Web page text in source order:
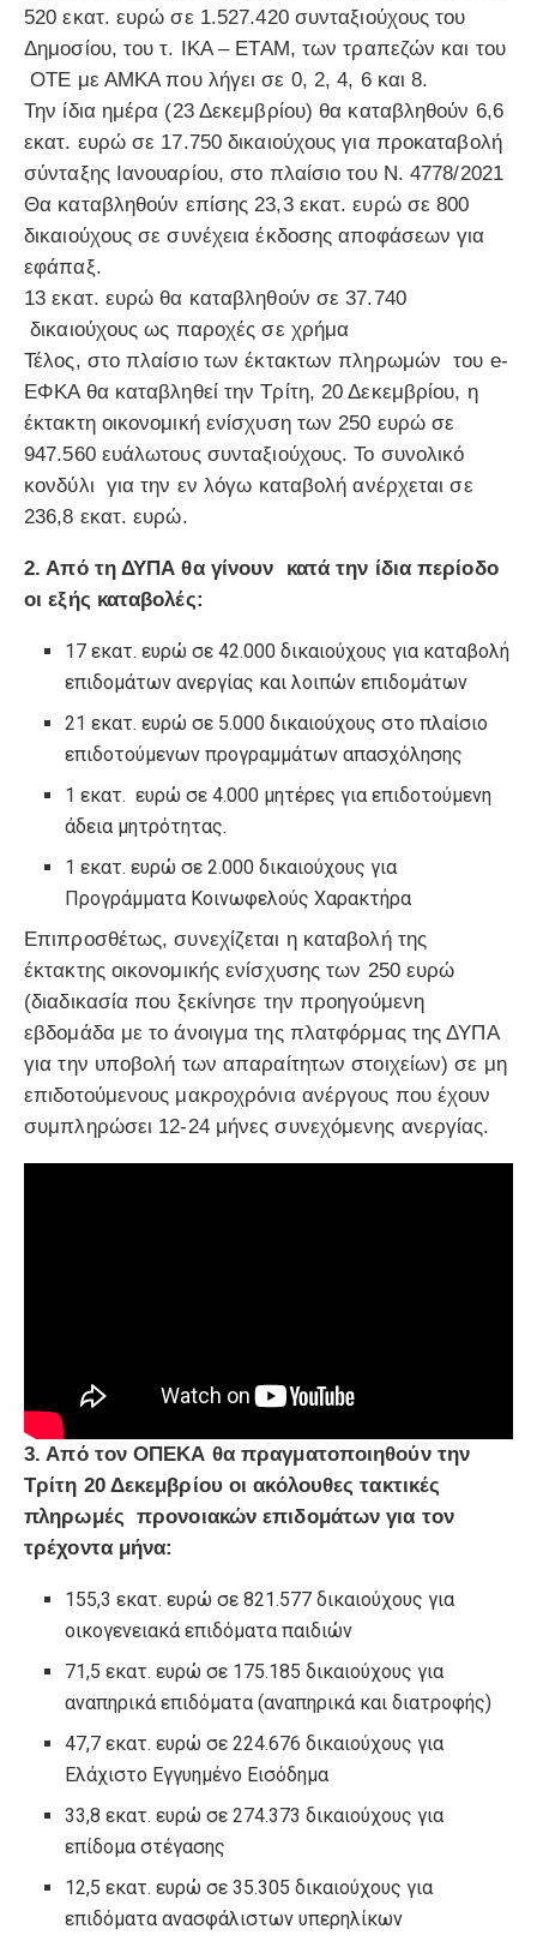
520 εκατ. ευρώ σε 1.527.420 συνταξιούχους του
Δημοσίου, του τ. ΙΚΑ – ΕΤΑΜ, των τραπεζών και του
ΟΤΕ με ΑΜΚΑ που λήγει σε 0, 2, 4, 6 και 8.
Την ίδια ημέρα (23 Δεκεμβρίου) θα καταβληθούν 6,6
εκατ. ευρώ σε 17.750 δικαιούχους για προκαταβολή
σύνταξης Ιανουαρίου, στο πλαίσιο του Ν. 4778/2021
Θα καταβληθούν επίσης 23,3 εκατ. ευρώ σε 800
δικαιούχους σε συνέχεια έκδοσης αποφάσεων για
εφάπαξ.
13 εκατ. ευρώ θα καταβληθούν σε 37.740
δικαιούχους ως παροχές σε χρήμα
Τέλος, στο πλαίσιο των έκτακτων πληρωμών του e-
ΕΦΚΑ θα καταβληθεί την Τρίτη, 20 Δεκεμβρίου, η
έκτακτη οικονομική ενίσχυση των 250 ευρώ σε
947.560 ευάλωτους συνταξιούχους. Το συνολικό
κονδύλι για την εν λόγω καταβολή ανέρχεται σε
236,8 εκατ. ευρώ.
2. Από τη ΔΥΠΑ θα γίνουν κατά την ίδια περίοδο
οι εξής καταβολές:
17 εκατ. ευρώ σε 42.000 δικαιούχους για καταβολή
επιδομάτων ανεργίας και λοιπών επιδομάτων
21 εκατ. ευρώ σε 5.000 δικαιούχους στο πλαίσιο
επιδοτούμενων προγραμμάτων απασχόλησης
1 εκατ. ευρώ σε 4.000 μητέρες για επιδοτούμενη
άδεια μητρότητας.
1 εκατ. ευρώ σε 2.000 δικαιούχους για
Προγράμματα Κοινωφελούς Χαρακτήρα
Επιπροσθέτως, συνεχίζεται η καταβολή της
έκτακτης οικονομικής ενίσχυσης των 250 ευρώ
(διαδικασία που ξεκίνησε την προηγούμενη
εβδομάδα με το άνοιγμα της πλατφόρμας της ΔΥΠΑ
για την υποβολή των απαραίτητων στοιχείων) σε μη
επιδοτούμενους μακροχρόνια ανέργους που έχουν
συμπληρώσει 12-24 μήνες συνεχόμενης ανεργίας.
3. Από τον ΟΠΕΚΑ θα πραγματοποιηθούν την
Τρίτη 20 Δεκεμβρίου οι ακόλουθες τακτικές
πληρωμές προνοιακών επιδομάτων για τον
τρέχοντα μήνα:
155,3 εκατ. ευρώ σε 821.577 δικαιούχους για
οικογενειακά επιδόματα παιδιών
71,5 εκατ. ευρώ σε 175.185 δικαιούχους για
αναπηρικά επιδόματα (αναπηρικά και διατροφής)
47,7 εκατ. ευρώ σε 224.676 δικαιούχους για
Ελάχιστο Εγγυημένο Εισόδημα
33,8 εκατ. ευρώ σε 274.373 δικαιούχους για
επίδομα στέγασης
12,5 εκατ. ευρώ σε 35.305 δικαιούχους για
επιδόματα ανασφάλιστων υπερηλίκων